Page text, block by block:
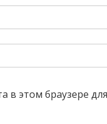
в этом браузере